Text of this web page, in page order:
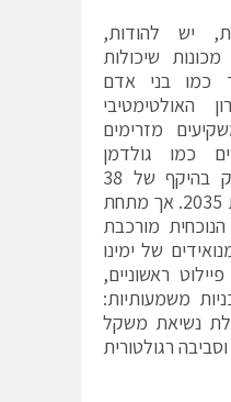
יש להודות,
שיכולות
כמו בני אדם
האולטימטיבי
מזרימים
כמו גולדמן
זאקס חוזים להם שוק בהיקף של 38
מיליארד דולר עד שנת 2035. אך מתחת
מורכבת
של ימינו
ראשוניים,
משמעותיות:
נשיאת משקל
רגולטורית